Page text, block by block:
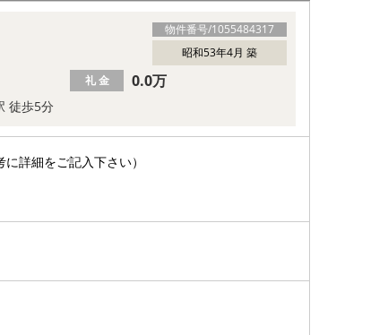
物件番号/1055484317
昭和53年4月 築
徒歩5分
礼 金 0.0万
詳細をご記入下さい）